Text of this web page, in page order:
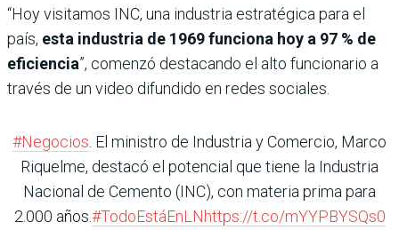
“Hoy visitamos INC, una industria estratégica para el
país, esta industria de 1969 funciona hoy a 97 % de
eficiencia”, comenzó destacando el alto funcionario a
través de un video difundido en redes sociales.
#Negocios. El ministro de Industria y Comercio, Marco
Riquelme, destacó el potencial que tiene la Industria
Nacional de Cemento (INC), con materia prima para
2.000 años.#TodoEstáEnLNhttps://t.co/mYYPBYSQs0